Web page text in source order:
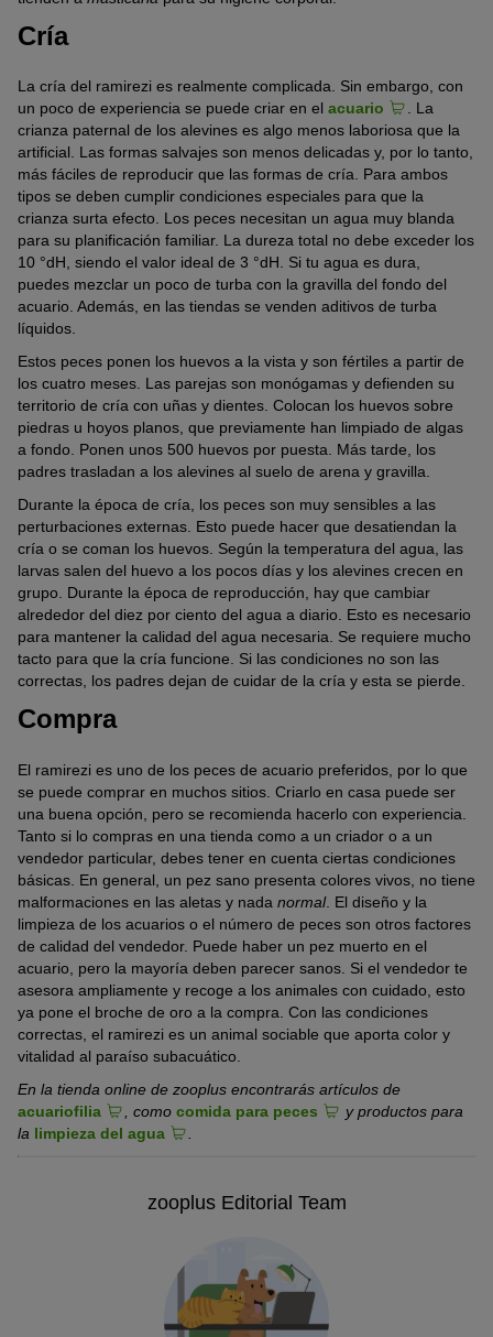
Cría
La cría del ramirezi es realmente complicada. Sin embargo, con
un poco de experiencia se puede criar en el acuario
. La
crianza paternal de los alevines es algo menos laboriosa que la
artificial. Las formas salvajes son menos delicadas y, por lo tanto,
más fáciles de reproducir que las formas de cría. Para ambos
tipos se deben cumplir condiciones especiales para que la
crianza surta efecto. Los peces necesitan un agua muy blanda
para su planificación familiar. La dureza total no debe exceder los
10 °dH, siendo el valor ideal de 3 °dH. Si tu agua es dura,
puedes mezclar un poco de turba con la gravilla del fondo del
acuario. Además, en las tiendas se venden aditivos de turba
líquidos.
Estos peces ponen los huevos a la vista y son fértiles a partir de
los cuatro meses. Las parejas son monógamas y defienden su
territorio de cría con uñas y dientes. Colocan los huevos sobre
piedras u hoyos planos, que previamente han limpiado de algas
a fondo. Ponen unos 500 huevos por puesta. Más tarde, los
padres trasladan a los alevines al suelo de arena y gravilla.
Durante la época de cría, los peces son muy sensibles a las
perturbaciones externas. Esto puede hacer que desatiendan la
cría o se coman los huevos. Según la temperatura del agua, las
larvas salen del huevo a los pocos días y los alevines crecen en
grupo. Durante la época de reproducción, hay que cambiar
alrededor del diez por ciento del agua a diario. Esto es necesario
para mantener la calidad del agua necesaria. Se requiere mucho
tacto para que la cría funcione. Si las condiciones no son las
correctas, los padres dejan de cuidar de la cría y esta se pierde.
Compra
El ramirezi es uno de los peces de acuario preferidos, por lo que
se puede comprar en muchos sitios. Criarlo en casa puede ser
una buena opción, pero se recomienda hacerlo con experiencia.
Tanto si lo compras en una tienda como a un criador o a un
vendedor particular, debes tener en cuenta ciertas condiciones
básicas. En general, un pez sano presenta colores vivos, no tiene
malformaciones en las aletas y nada normal. El diseño y la
limpieza de los acuarios o el número de peces son otros factores
de calidad del vendedor. Puede haber un pez muerto en el
acuario, pero la mayoría deben parecer sanos. Si el vendedor te
asesora ampliamente y recoge a los animales con cuidado, esto
ya pone el broche de oro a la compra. Con las condiciones
correctas, el ramirezi es un animal sociable que aporta color y
vitalidad al paraíso subacuático.
En la tienda online de zooplus encontrarás artículos de
acuariofilia
, como comida para peces
y productos para
la limpieza del agua
zooplus Editorial Team